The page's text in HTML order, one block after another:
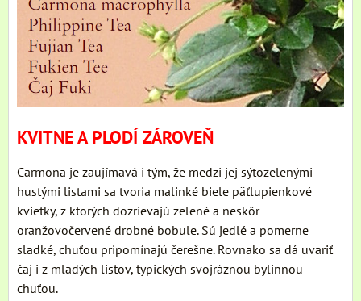
KVITNE A PLODÍ ZÁROVEŇ
Carmona je zaujímavá i tým, že medzi jej sýtozelenými
hustými listami sa tvoria malinké biele päťlupienkové
kvietky, z ktorých dozrievajú zelené a neskôr
oranžovočervené drobné bobule. Sú jedlé a pomerne
sladké, chuťou pripomínajú čerešne. Rovnako sa dá uvariť
čaj i z mladých listov, typických svojráznou bylinnou
chuťou.